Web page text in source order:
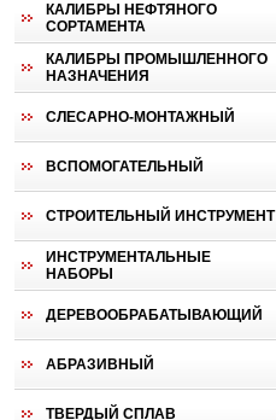
КАЛИБРЫ НЕФТЯНОГО
СОРТАМЕНТА
КАЛИБРЫ ПРОМЫШЛЕННОГО
НАЗНАЧЕНИЯ
СЛЕСАРНО-МОНТАЖНЫЙ
ВСПОМОГАТЕЛЬНЫЙ
СТРОИТЕЛЬНЫЙ ИНСТРУМЕНТ
ИНСТРУМЕНТАЛЬНЫЕ
НАБОРЫ
ДЕРЕВООБРАБАТЫВАЮЩИЙ
АБРАЗИВНЫЙ
ТВЕРДЫЙ СПЛАВ